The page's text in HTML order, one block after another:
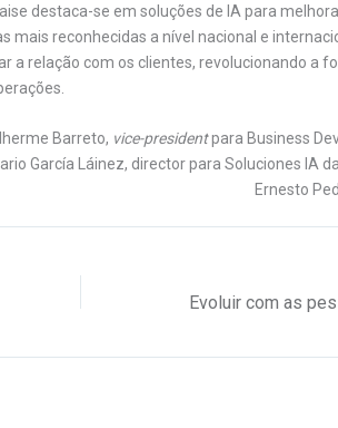
destaca-se em soluções de IA para
mais reconhecidas a nível nacional e
a relação com os clientes, revolucionando a
Barreto, vice-presidentpara Business
García Láinez, director para Soluciones IA
Ernesto
Evoluir com as